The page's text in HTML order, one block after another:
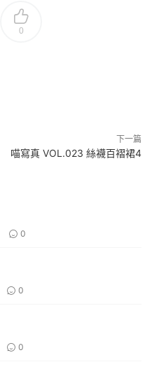
0
下一篇
喵寫真 VOL.023 絲襪百褶裙4
0
0
0